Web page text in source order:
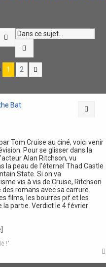
Rechercher
1 2
Bat
Tom Cruise au ciné, voici venir
Pour se glisser dans la
Alan Ritchson, vu
la peau de l'éternel Thad Castle
State. Si on va
vis à vis de Cruise, Ritchson
romans avec sa carrure
films, les bourres pif et les
la partie. Verdict le 4 février
!"